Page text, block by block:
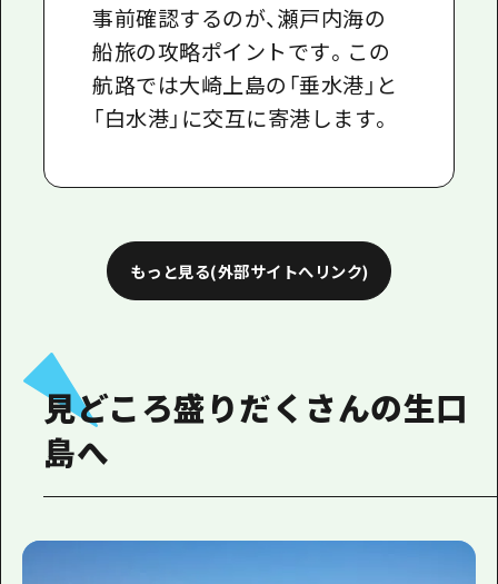
事前確認するのが、瀬戸内海の
船旅の攻略ポイントです。この
航路では大崎上島の「垂水港」と
「白水港」に交互に寄港します。
もっと見る(外部サイトへリンク)
見どころ盛りだくさんの生口
島へ